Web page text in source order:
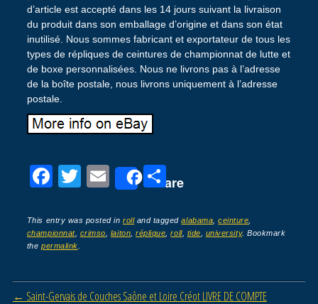
d’article est accepté dans les 14 jours suivant la livraison
du produit dans son emballage d’origine et dans son état
inutilisé. Nous sommes fabricant et exportateur de tous les
types de répliques de ceintures de championnat de lutte et
de boxe personnalisées. Nous ne livrons pas à l’adresse
de la boîte postale, nous livrons uniquement à l’adresse
postale.
F
c
e
o
T
tt
er
E
ail
Share
P
ta
g
This entry was posted inrolland taggedalabama ,ceinture
championnat, crimso laiton ,réplique ,roll, tide university. Bookmark
thepermalink
← Saint-Gervais de Couches Saône et Loire Créot LIVRE DE COMPTE